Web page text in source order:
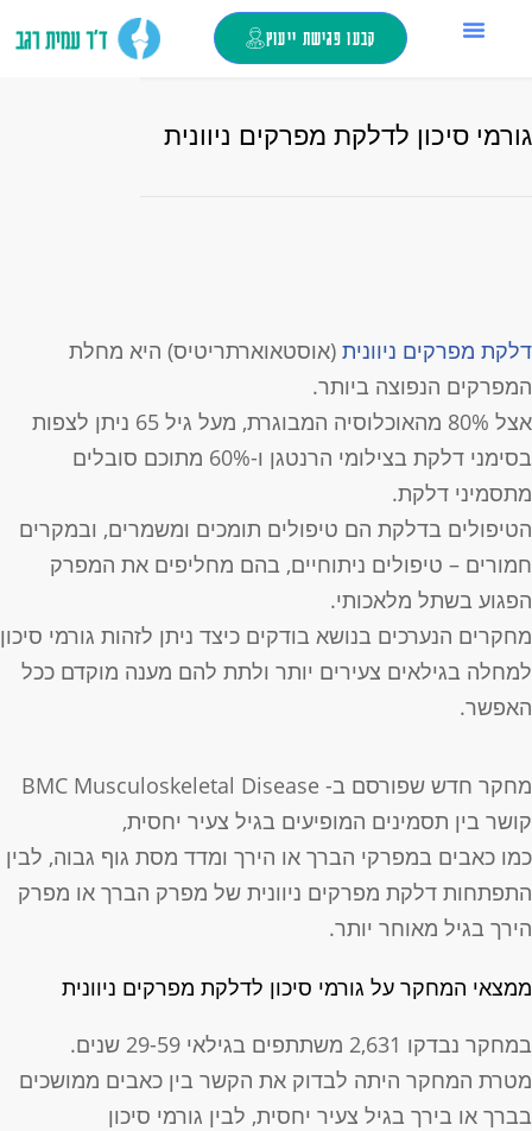
קבעו פגישת ייעוץ
גורמי סיכון לדלקת מפרקים ניוונית
דלקת מפרקים ניוונית(אוסטאוארתריטיס) היא מחלת
המפרקים הנפוצה ביותר.
אצל 80% מהאוכלוסיה המבוגרת, מעל גיל 65 ניתן לצפות
בסימני דלקת בצילומי הרנטגן ו-60% מתוכם סובלים
מתסמיני דלקת.
הטיפולים בדלקת הם טיפולים תומכים ומשמרים, ובמקרים
חמורים – טיפולים ניתוחיים, בהם מחליפים את המפרק
הפגוע בשתל מלאכותי.
מחקרים הנערכים בנושא בודקים כיצד ניתן לזהות גורמי סיכון
למחלה בגילאים צעירים יותר ולתת להם מענה מוקדם ככל
האפשר.
מחקר חדש שפורסם ב- BMC Musculoskeletal Disease
קושר בין תסמינים המופיעים בגיל צעיר יחסית,
כמו כאבים במפרקי הברך או הירך ומדד מסת גוף גבוה, לבין
התפתחות דלקת מפרקים ניוונית של מפרק הברך או מפרק
הירך בגיל מאוחר יותר.
ממצאי המחקר על גורמי סיכון לדלקת מפרקים ניוונית
במחקר נבדקו 2,631 משתתפים בגילאי 29-59 שנים.
מטרת המחקר היתה לבדוק את הקשר בין כאבים ממושכים
בברך או בירך בגיל צעיר יחסית, לבין גורמי סיכון